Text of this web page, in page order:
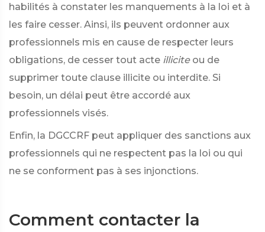
habilités à constater les manquements à la loi et à
les faire cesser. Ainsi, ils peuvent ordonner aux
professionnels mis en cause de respecter leurs
obligations, de cesser tout acte illicite ou de
supprimer toute clause illicite ou interdite. Si
besoin, un délai peut être accordé aux
professionnels visés.
Enfin, la DGCCRF peut appliquer des sanctions aux
professionnels qui ne respectent pas la loi ou qui
ne se conforment pas à ses injonctions.
Comment contacter la